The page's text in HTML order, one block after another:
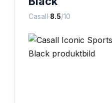
Casall·8.5/10